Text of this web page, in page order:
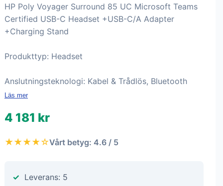
HP Poly Voyager Surround 85 UC Microsoft Teams
Certified USB-C Headset +USB-C/A Adapter
+Charging Stand
Produkttyp: Headset
Anslutningsteknologi: Kabel & Trådlös, Bluetooth
Läs mer
4 181 kr
★★★★☆Vårt betyg: 4.6 / 5
Leverans: 5